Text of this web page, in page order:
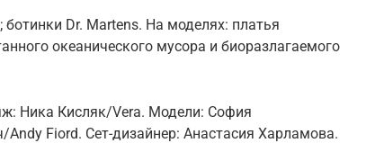
Dr. Martens. На моделях: платья
­океанического мусора и биоразлагаемого
Ника Кисляк/Vera. Модели: София
Fiord. Сет-дизайнер: Анастасия Харламова.